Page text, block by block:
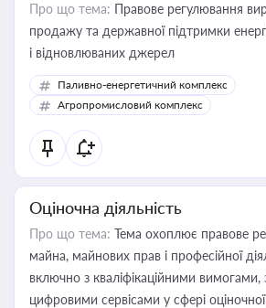
Про що тема: Правове регулювання
продажу та державної підтримки
і відновлюваних джерел
Паливно-енергетичний комплекс
Агропромисловий комплекс
Оціночна діяльність
Про що тема: Тема охоплює правове
майна, майнових прав і професійної
включно з кваліфікаційними вимогами,
цифровими сервісами у сфері оціночної